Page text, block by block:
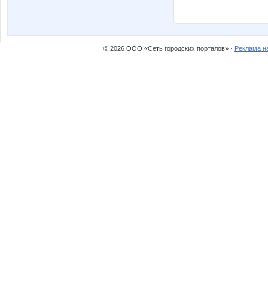
© 2026 ООО «Сеть городских порталов» · Реклама